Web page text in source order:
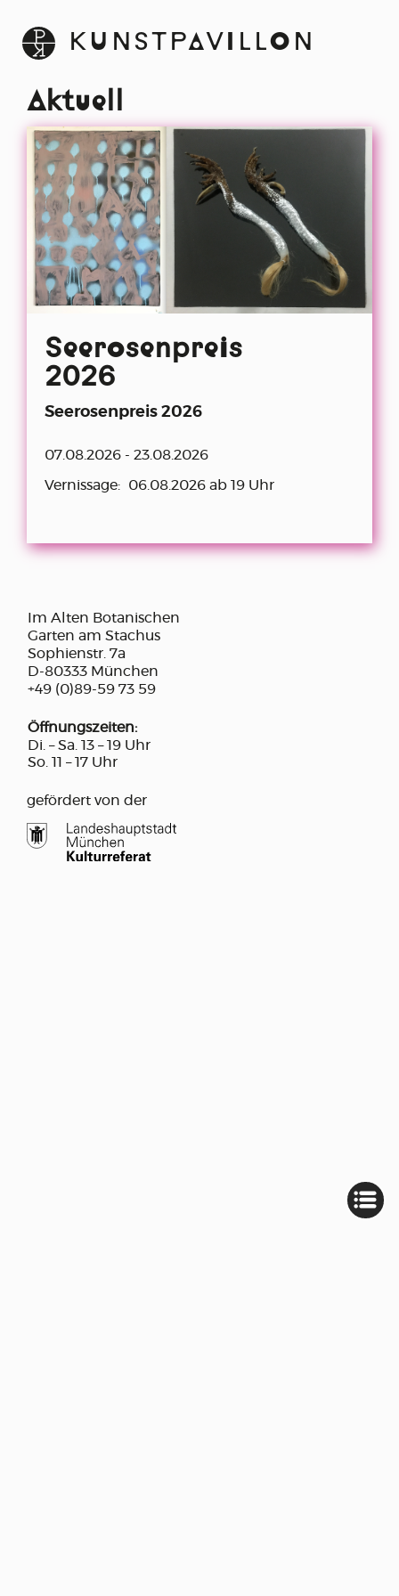
KUNSTPAVILLON
Aktuell
Seerosenpreis
2026
Seerosenpreis 2026
07.08.2026 - 23.08.2026
Vernissage: 06.08.2026 ab 19 Uhr
Im Alten Botanischen
Garten am Stachus
Sophienstr. 7a
D-80333 München
+49 (0)89-59 73 59
Öffnungszeiten:
Di. – Sa. 13 – 19 Uhr
So. 11 – 17 Uhr
gefördert von der